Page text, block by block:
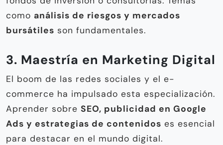
como análisis de riesgos y mercados
bursátiles son fundamentales.
3. Maestría en Marketing Digital
El boom de las redes sociales y el e-
commerce ha impulsado esta especialización.
Aprender sobre SEO, publicidad en Google
Ads y estrategias de contenidos es esencial
para destacar en el mundo digital.